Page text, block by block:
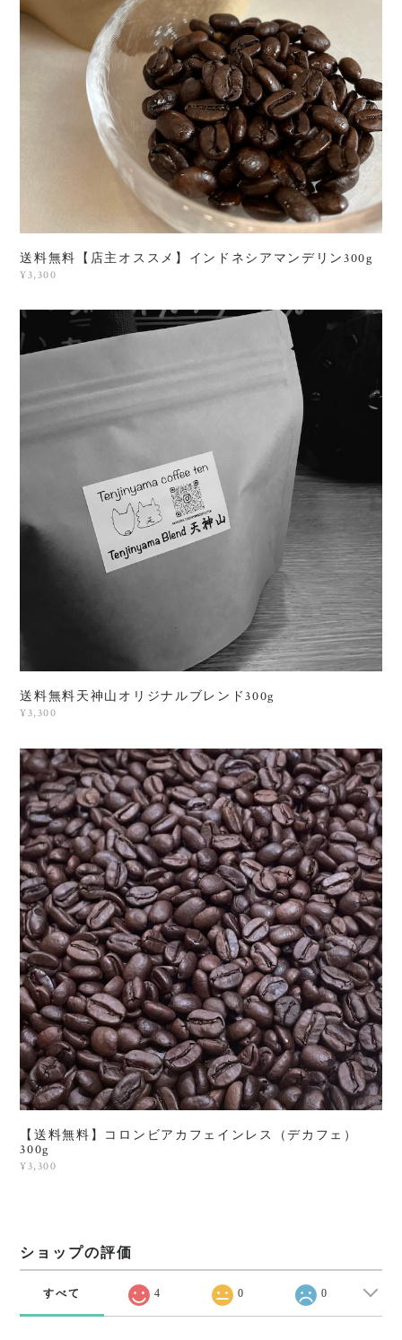
送料無料【店主オススメ】インドネシアマンデリン300g
¥3,300
送料無料天神山オリジナルブレンド300g
¥3,300
【送料無料】コロンビアカフェインレス（デカフェ）
300g
¥3,300
ショップの評価
すべて 4 0 0